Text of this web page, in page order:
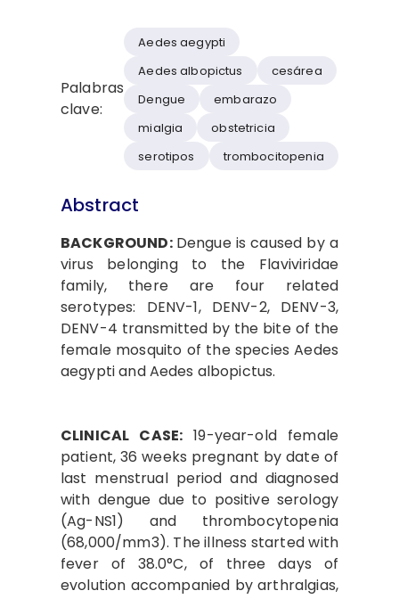
Palabras
clave:
Aedes aegypti
Aedes albopictus
cesárea
Dengue
embarazo
mialgia
obstetricia
serotipos
trombocitopenia
Abstract
BACKGROUND: Dengue is caused by a
virus belonging to the Flaviviridae
family, there are four related
serotypes: DENV-1, DENV-2, DENV-3,
DENV-4 transmitted by the bite of the
female mosquito of the species Aedes
aegypti and Aedes albopictus.
CLINICAL CASE: 19-year-old female
patient, 36 weeks pregnant by date of
last menstrual period and diagnosed
with dengue due to positive serology
(Ag-NS1) and thrombocytopenia
(68,000/mm3). The illness started with
fever of 38.0°C, of three days of
evolution accompanied by arthralgias,